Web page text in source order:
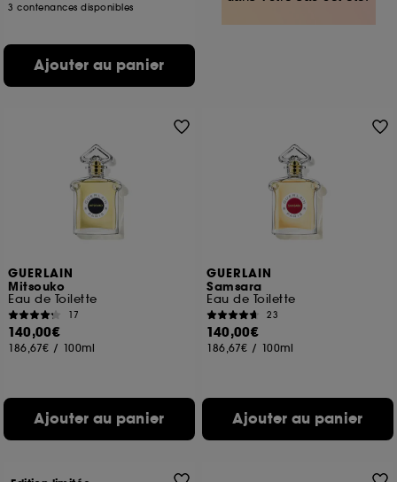
3 contenances disponibles
Ajouter au panier
GUERLAIN
Mitsouko
Eau de Toilette
17
140,00€
186,67€ / 100ml
Ajouter au panier
GUERLAIN
Samsara
Eau de Toilette
23
140,00€
186,67€ / 100ml
Ajouter au panier